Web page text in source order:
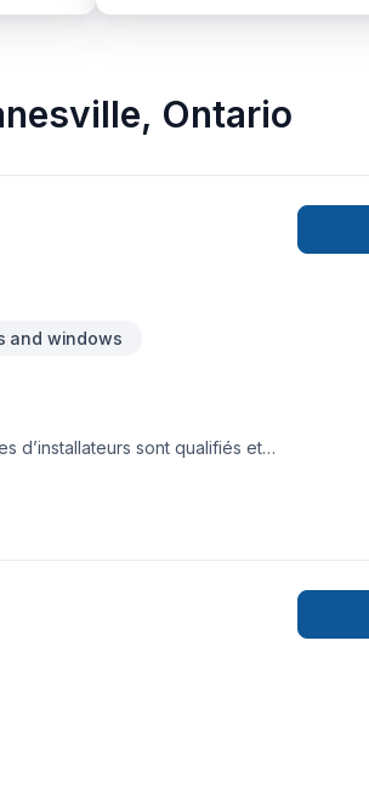
, Ontario
and windows
d’installateurs sont qualifiés et